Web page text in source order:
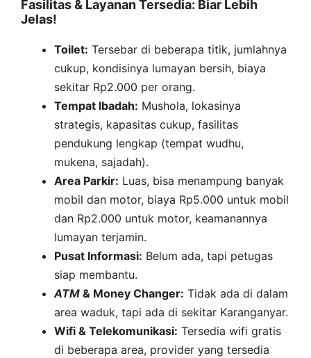
Fasilitas & Layanan Tersedia: Biar Lebih
Jelas!
Toilet: Tersebar di beberapa titik, jumlahnya
cukup, kondisinya lumayan bersih, biaya
sekitar Rp2.000 per orang.
Tempat Ibadah: Mushola, lokasinya
strategis, kapasitas cukup, fasilitas
pendukung lengkap (tempat wudhu,
mukena, sajadah).
Area Parkir: Luas, bisa menampung banyak
mobil dan motor, biaya Rp5.000 untuk mobil
dan Rp2.000 untuk motor, keamanannya
lumayan terjamin.
Pusat Informasi: Belum ada, tapi petugas
siap membantu.
ATM & Money Changer: Tidak ada di dalam
area waduk, tapi ada di sekitar Karanganyar.
Wifi & Telekomunikasi: Tersedia wifi gratis
di beberapa area, provider yang tersedia